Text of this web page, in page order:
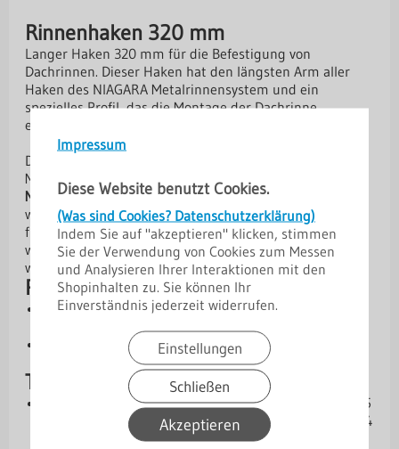
Impressum
Diese Website benutzt Cookies.
(Was sind Cookies? Datenschutzerklärung)
Indem Sie auf "akzeptieren" klicken, stimmen
Sie der Verwendung von Cookies zum Messen
und Analysieren Ihrer Interaktionen mit den
Shopinhalten zu. Sie können Ihr
Einverständnis jederzeit widerrufen.
Einstellungen
Schließen
Akzeptieren
Rinnenhaken 320 mm
Langer Haken 320 mm für die Befestigung von
Dachrinnen. Dieser Haken hat den längsten Arm aller
Haken des NIAGARA Metalrinnensystem und ein
spezielles Profil, das die Montage der Dachrinne
erleichtert.
Das Dachrinnensystem
Metallrinnensystem, das speziell für eine
Montageund eineeffiziente Wasserableitung
wurde. Die beidseitige Polyurethanbeschichtung sorgt
für ausgezeichnete Korrosions- und Farbbeständigkeit,
wodurch die Dachrinne besonders langlebig und
witterungsfest ist.
Produktvorteile
Hohe Lebensdauer:Verzinkter Stahl mit
Polyurethanbeschichtung
Korrosions- & UV-beständig:Optimaler Schutz vor
Witterungseinflüssen.
Technische Daten
Material: S235/S275 kohlenstoffarmer Stahl JR+AR 25
x 4 mm und 25 x 5 mm in Übereinstimmung mit pt. 4
PN-EN 1462:2006